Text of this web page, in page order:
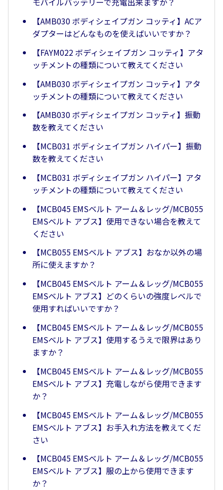
【AMB030 ボディシェイプガン コッティ】ACア
ダプターはどんなものを使えばいいですか？
【FAYM022 ボディシェイプガン コッティ】アタ
ッチメントの種類について教えてください
【AMB030 ボディシェイプガン コッティ】アタ
ッチメントの種類について教えてください
【AMB030 ボディシェイプガン コッティ】振動
数を教えてください
【MCB031 ボディシェイプガン ハイパー】振動
数を教えてください
【MCB031 ボディシェイプガン ハイパー】アタ
ッチメントの種類について教えてください
【MCB045 EMSベルト アーム＆レッグ/MCB055
EMSベルト アブス】使用できない場合を教えて
ください
【MCB055 EMSベルト アブス】おなか以外の場
所に使えますか？
【MCB045 EMSベルト アーム＆レッグ/MCB055
EMSベルト アブス】どのくらいの強度レベルで
使用すればいいですか？
【MCB045 EMSベルト アーム＆レッグ/MCB055
EMSベルト アブス】使用するうえで限界はあり
ますか？
【MCB045 EMSベルト アーム＆レッグ/MCB055
EMSベルト アブス】充電しながら使用できます
か？
【MCB045 EMSベルト アーム＆レッグ/MCB055
EMSベルト アブス】お手入れ方法を教えてくだ
さい
【MCB045 EMSベルト アーム＆レッグ/MCB055
EMSベルト アブス】服の上から使用できます
か？